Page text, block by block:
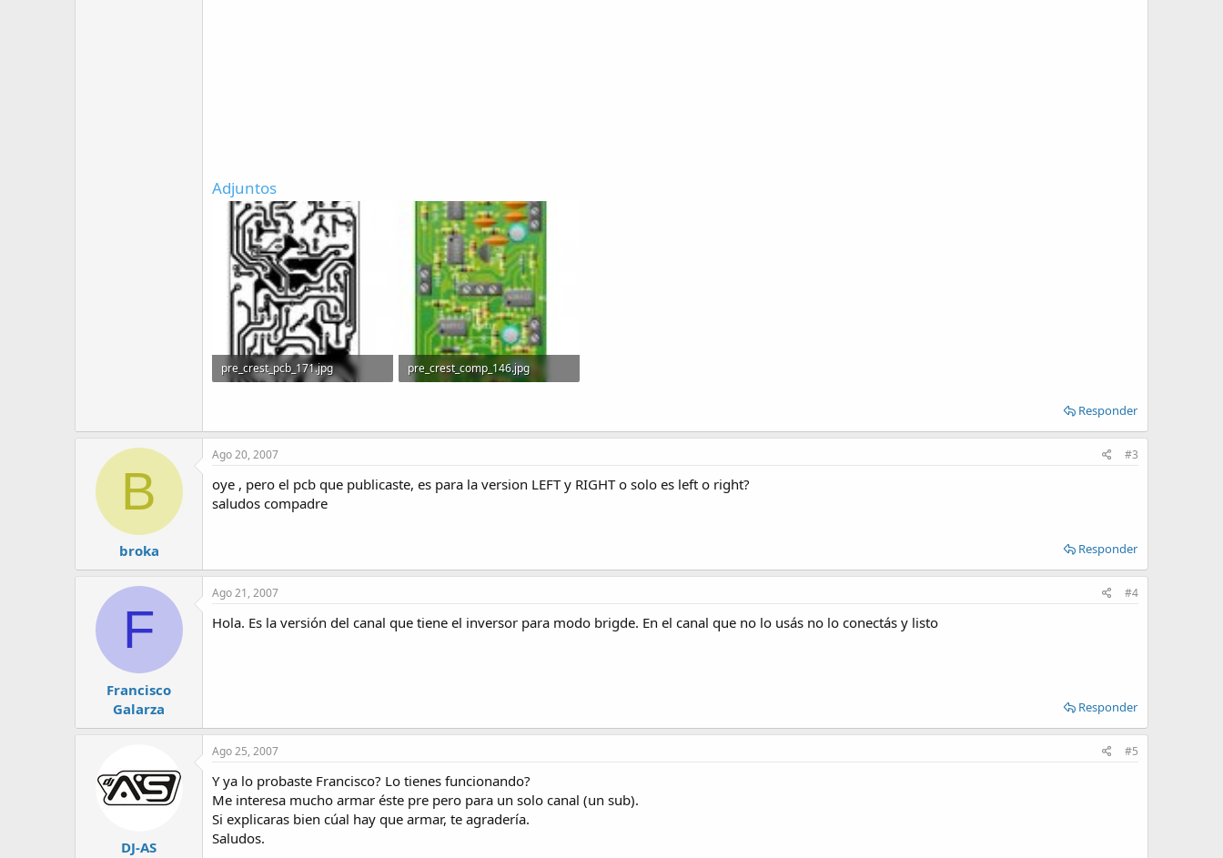
Adjuntos
pre_crest_pcb_171.jpg
pre_crest_comp_146.jpg
Responder
B
broka
Ago 20, 2007 #3
oye , pero el pcb que publicaste, es para la version LEFT y RIGHT o solo es left o right?
saludos compadre
Responder
F
Francisco
Galarza
Ago 21, 2007 #4
Hola. Es la versión del canal que tiene el inversor para modo brigde. En el canal que no lo usás no lo conectás y listo
Responder
DJ-AS
Ago 25, 2007 #5
Y ya lo probaste Francisco? Lo tienes funcionando?
Me interesa mucho armar éste pre pero para un solo canal (un sub).
Si explicaras bien cúal hay que armar, te agradería.
Saludos.